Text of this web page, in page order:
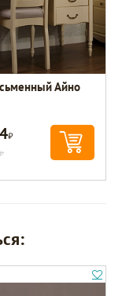
Айно
Р
Р